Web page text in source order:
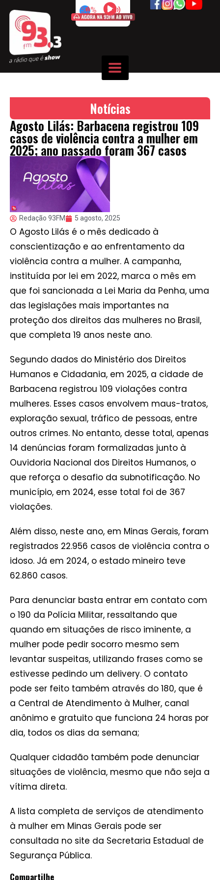
50%
Notícias
Agosto Lilás: Barbacena registrou 109
casos de violência contra a mulher em
2025; ano passado foram 367 casos
Redação 93FM 5 agosto, 2025
O Agosto Lilás é o mês dedicado à
conscientização e ao enfrentamento da
violência contra a mulher. A campanha,
instituída por lei em 2022, marca o mês em
que foi sancionada a Lei Maria da Penha, uma
das legislações mais importantes na
proteção dos direitos das mulheres no Brasil,
que completa 19 anos neste ano.
Segundo dados do Ministério dos Direitos
Humanos e Cidadania, em 2025, a cidade de
Barbacena registrou 109 violações contra
mulheres. Esses casos envolvem maus-tratos,
exploração sexual, tráfico de pessoas, entre
outros crimes. No entanto, desse total, apenas
14 denúncias foram formalizadas junto à
Ouvidoria Nacional dos Direitos Humanos, o
que reforça o desafio da subnotificação. No
município, em 2024, esse total foi de 367
violações.
Além disso, neste ano, em Minas Gerais, foram
registrados 22.956 casos de violência contra o
idoso. Já em 2024, o estado mineiro teve
62.860 casos.
Para denunciar basta entrar em contato com
o 190 da Polícia Militar, ressaltando que
quando em situações de risco iminente, a
mulher pode pedir socorro mesmo sem
levantar suspeitas, utilizando frases como se
estivesse pedindo um delivery. O contato
pode ser feito também através do 180, que é
a Central de Atendimento à Mulher, canal
anônimo e gratuito que funciona 24 horas por
dia, todos os dias da semana;
Qualquer cidadão também pode denunciar
situações de violência, mesmo que não seja a
vítima direta.
A lista completa de serviços de atendimento
à mulher em Minas Gerais pode ser
consultada no site da Secretaria Estadual de
Segurança Pública.
Compartilhe